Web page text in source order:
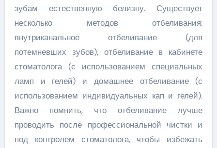
зубам естественную белизну. Существует
несколько методов отбеливания:
внутриканальное отбеливание (для
потемневших зубов), отбеливание в кабинете
стоматолога (с использованием специальных
ламп и гелей) и домашнее отбеливание (с
использованием индивидуальных кап и гелей).
Важно помнить, что отбеливание лучше
проводить после профессиональной чистки и
под контролем стоматолога, чтобы избежать